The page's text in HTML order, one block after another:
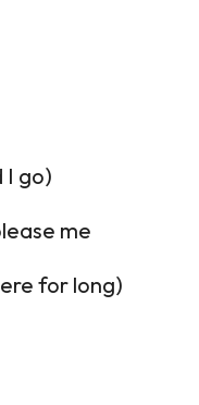
I go)
me
for long)